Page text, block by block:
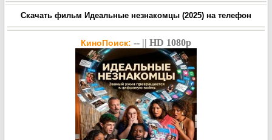
Скачать фильм Идеальные незнакомцы (2025) на телефон
КиноПоиск: -- || HD 1080p